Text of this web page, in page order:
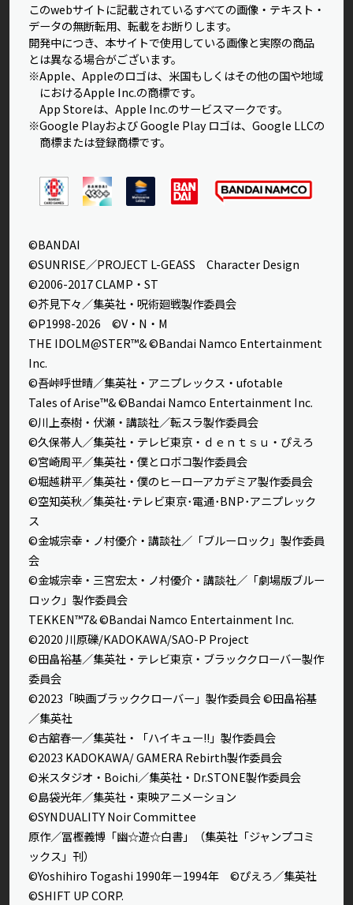
このwebサイトに記載されているすべての画像・テキスト・
データの無断転用、転載をお断りします。
開発中につき、本サイトで使用している画像と実際の商品
とは異なる場合がございます。
※Apple、Appleのロゴは、米国もしくはその他の国や地域
におけるApple Inc.の商標です。
App Storeは、Apple Inc.のサービスマークです。
※Google Playおよび Google Play ロゴは、Google LLCの
商標または登録商標です。
©BANDAI
©SUNRISE／PROJECT L-GEASS Character Design
©2006-2017 CLAMP・ST
©芥見下々／集英社・呪術廻戦製作委員会
©P1998-2026 ©V・N・M
THE IDOLM@STER™& ©Bandai Namco Entertainment
Inc.
©吾峠呼世晴／集英社・アニプレックス・ufotable
Tales of Arise™& ©Bandai Namco Entertainment Inc.
©川上泰樹・伏瀬・講談社／転スラ製作委員会
©久保帯人／集英社・テレビ東京・ｄｅｎｔｓｕ・ぴえろ
©宮崎周平／集英社・僕とロボコ製作委員会
©堀越耕平／集英社・僕のヒーローアカデミア製作委員会
©空知英秋／集英社･テレビ東京･電通･BNP･アニプレック
ス
©金城宗幸・ノ村優介・講談社／「ブルーロック」製作委員
会
©金城宗幸・三宮宏太・ノ村優介・講談社／「劇場版ブルー
ロック」製作委員会
TEKKEN™7& ©Bandai Namco Entertainment Inc.
©2020 川原礫/KADOKAWA/SAO-P Project
©田畠裕基／集英社・テレビ東京・ブラッククローバー製作
委員会
©2023「映画ブラッククローバー」製作委員会 ©田畠裕基
／集英社
©古舘春一／集英社・「ハイキュー!!」製作委員会
©2023 KADOKAWA/ GAMERA Rebirth製作委員会
©米スタジオ・Boichi／集英社・Dr.STONE製作委員会
©島袋光年／集英社・東映アニメーション
©SYNDUALITY Noir Committee
原作／冨樫義博「幽☆遊☆白書」（集英社「ジャンプコミ
ックス」刊）
©Yoshihiro Togashi 1990年－1994年 ©ぴえろ／集英社
©SHIFT UP CORP.